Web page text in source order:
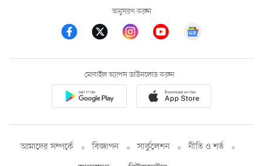
অনুসরণ করুন
মোবাইল অ্যাপস ডাউনলোড করুন
আমাদের সম্পর্কে বিজ্ঞাপন সার্কুলেশন
নীতি ও শর্ত